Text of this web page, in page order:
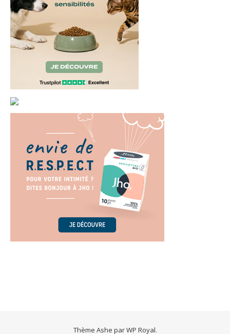
Thème Ashe parWP Royal.